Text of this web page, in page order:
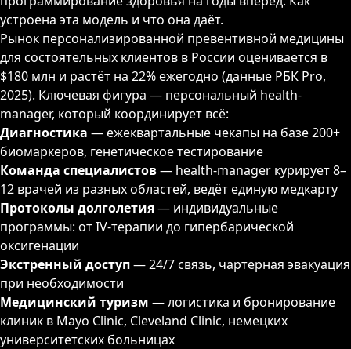
устроена эта модель и что она даёт.
Рынок персонализированной превентивной медицины
для состоятельных клиентов в России оценивается в
$180 млн и растёт на 22% ежегодно (данные РБК Pro,
2025). Ключевая фигура — персональный health-
manager, который координирует всё:
Диагностика — ежеквартальные чекапы на базе 200+
биомаркеров, генетическое тестирование
Команда специалистов— health-manager курирует 8–
12 врачей из разных областей, ведёт единую медкарту
Протоколы долголетия— индивидуальные
программы: от IV-терапии до гипербарической
оксигенации
Экстренный доступ— 24/7 связь, чартерная эвакуация
при необходимости
Медицинский туризм — логистика и бронирование
клиник в Mayo Clinic, Cleveland Clinic, немецких
университетских больницах